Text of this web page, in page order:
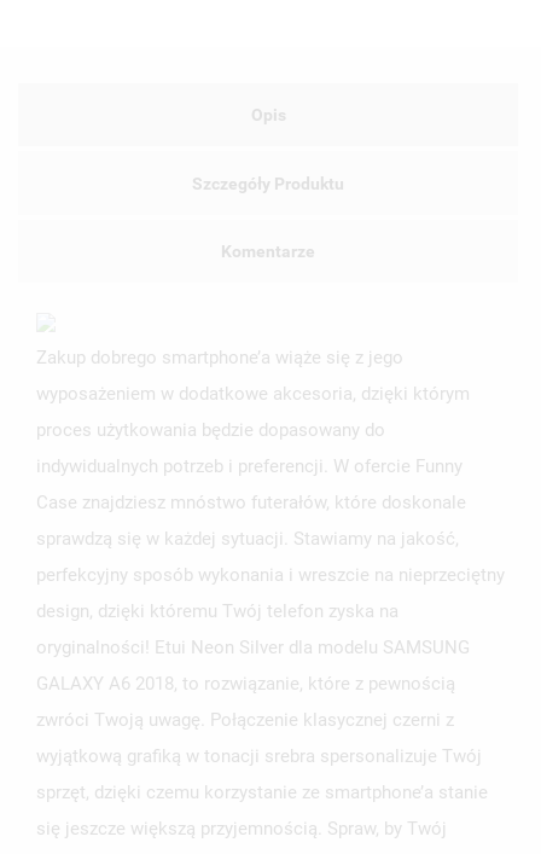
Opis
Szczegóły Produktu
Komentarze
Zakup dobrego smartphone’a wiąże się z jego
wyposażeniem w dodatkowe akcesoria, dzięki którym
proces użytkowania będzie dopasowany do
indywidualnych potrzeb i preferencji. W ofercie Funny
Case znajdziesz mnóstwo futerałów, które doskonale
sprawdzą się w każdej sytuacji. Stawiamy na jakość,
perfekcyjny sposób wykonania i wreszcie na nieprzeciętny
design, dzięki któremu Twój telefon zyska na
oryginalności! Etui Neon Silver dla modelu SAMSUNG
GALAXY A6 2018, to rozwiązanie, które z pewnością
zwróci Twoją uwagę. Połączenie klasycznej czerni z
wyjątkową grafiką w tonacji srebra spersonalizuje Twój
sprzęt, dzięki czemu korzystanie ze smartphone’a stanie
się jeszcze większą przyjemnością. Spraw, by Twój